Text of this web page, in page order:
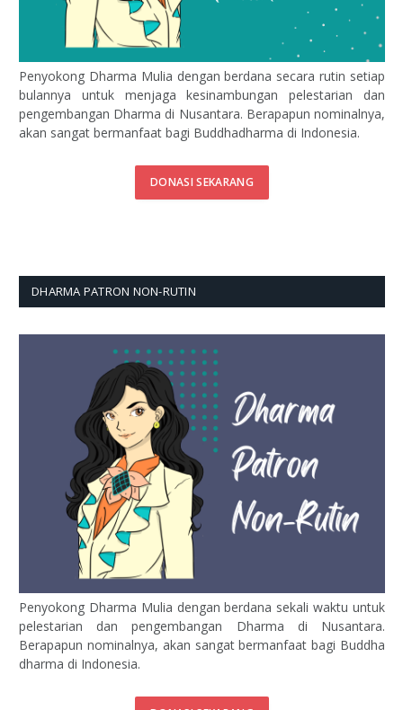
Penyokong Dharma Mulia dengan berdana secara rutin setiap
bulannya untuk menjaga kesinambungan pelestarian dan
pengembangan Dharma di Nusantara. Berapapun nominalnya,
akan sangat bermanfaat bagi Buddhadharma di Indonesia.
DONASI SEKARANG
DHARMA PATRON NON-RUTIN
Penyokong Dharma Mulia dengan berdana sekali waktu untuk
pelestarian dan pengembangan Dharma di Nusantara.
Berapapun nominalnya, akan sangat bermanfaat bagi Buddha
dharma di Indonesia.